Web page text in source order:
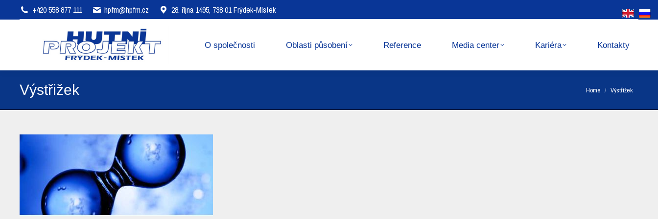
+420 558 877 111 hpfm@hpfm.cz 28. října 1495, 738 01 Frýdek-Místek
O společnosti Oblasti působení Reference Media center Kariéra Kontakty
Výstřižek You are here:
Home Výstřižek
O společnosti Oblasti působení